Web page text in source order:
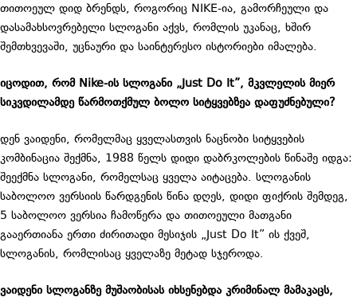
თითოეულ დიდ ბრენდს, როგორიც NIKE-ია, გამორჩეული და
დასამახსოვრებელი სლოგანი აქვს, რომლის უკანაც, ხშირ
შემთხვევაში, უცნაური და საინტერესო ისტორიები იმალება.
იცოდით, რომ Nike-ის სლოგანი „Just Do It”, მკვლელის მიერ
სიკვდილამდე წარმოთქმულ ბოლო სიტყვებზეა დაფუძნებული?
დენ ვაიდენი, რომელმაც ყველასთვის ნაცნობი სიტყვების
კომბინაცია შექმნა, 1988 წელს დიდი დაბრკოლების წინაშე იდგა:
შეექმნა სლოგანი, რომელსაც ყველა აიტაცება. სლოგანის
საბოლოო ვერსიის წარდგენის წინა დღეს, დიდი ფიქრის შემდეგ,
5 საბოლოო ვერსია ჩამოწერა და თითოეული მათგანი
გააერთიანა ერთი ძირითადი მესიჯის „Just Do It” ის ქვეშ,
სლოგანის, რომლისაც ყველაზე მეტად სჯეროდა.
ვაიდენი სლოგანზე მუშაობისას იხსენებდა კრიმინალ მამაკაცს,